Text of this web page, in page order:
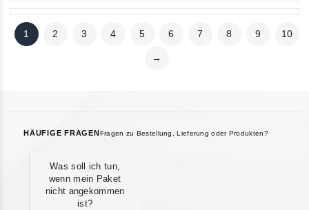
1 2 3 4 5 6 7 8 9 10
→
HÄUFIGE FRAGEN Fragen zu Bestellung, Lieferung oder Produkten?
Was soll ich tun,
wenn mein Paket
nicht angekommen
ist?